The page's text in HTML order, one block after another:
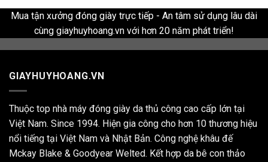
Mua tận xưởng đóng giày trực tiếp - An tâm sử dụng lâu dài
cùng giayhuyhoang.vn với hơn 20 năm phát triển!
GIAYHUYHOANG.VN
Thuộc top nhà máy đóng giày da thủ công cao cấp lớn tại
Việt Nam. Since 1994. Hiện gia công cho hơn 10 thương hiệu
nổi tiếng tại Việt Nam và Nhật Bản. Công nghệ khâu đế
Mckay Blake & Goodyear Welted. Kết hợp da bê con thảo